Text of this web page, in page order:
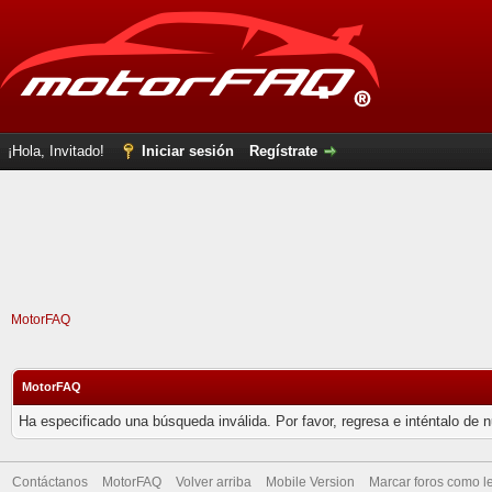
¡Hola, Invitado! Iniciar sesión Regístrate
MotorFAQ
MotorFAQ
Ha especificado una búsqueda inválida. Por favor, regresa e inténtalo de
Contáctanos MotorFAQ Volver arriba Mobile Version Marcar foros como